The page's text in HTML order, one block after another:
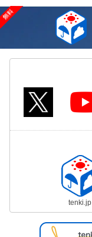
tenki.jp